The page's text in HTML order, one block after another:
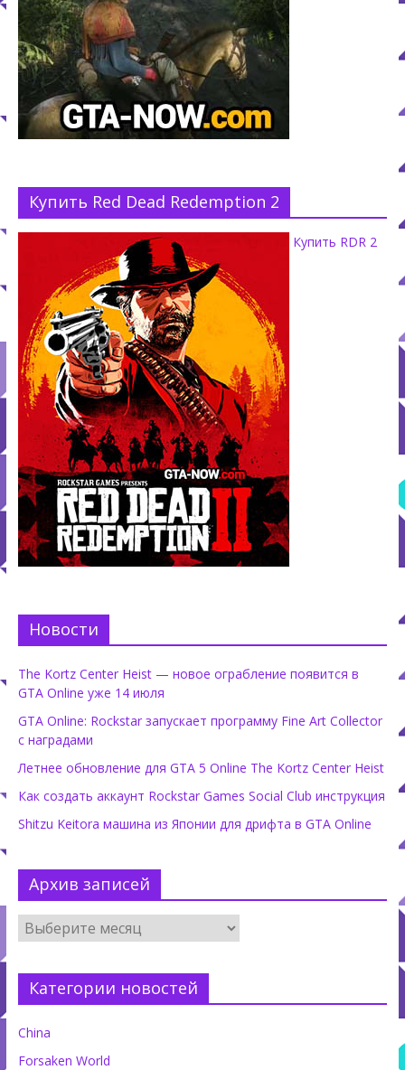
Купить Red Dead Redemption 2
Купить RDR 2
Новости
The Kortz Center Heist — новое ограбление появится в
GTA Online уже 14 июля
GTA Online: Rockstar запускает программу Fine Art Collector
с наградами
Летнее обновление для GTA 5 Online The Kortz Center Heist
Как создать аккаунт Rockstar Games Social Club инструкция
Shitzu Keitora машина из Японии для дрифта в GTA Online
Архив записей
Категории новостей
China
Forsaken World